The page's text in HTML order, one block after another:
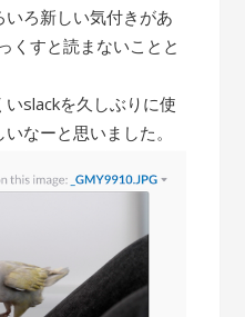
ろ新しい気付きがあ
くすと読まないことと
slackを久しぶりに使
なーと思いました。